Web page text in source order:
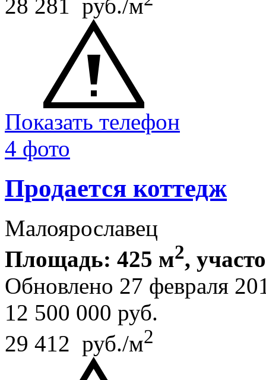
28 281 руб./м
Показать телефон
4 фото
Продается коттедж
Малоярославец
Площадь: 425 м2,
Обновлено 27 февраля
12 500 000 руб.
29 412 руб./м2